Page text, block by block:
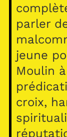
parler
jeune
Moulin
croix,